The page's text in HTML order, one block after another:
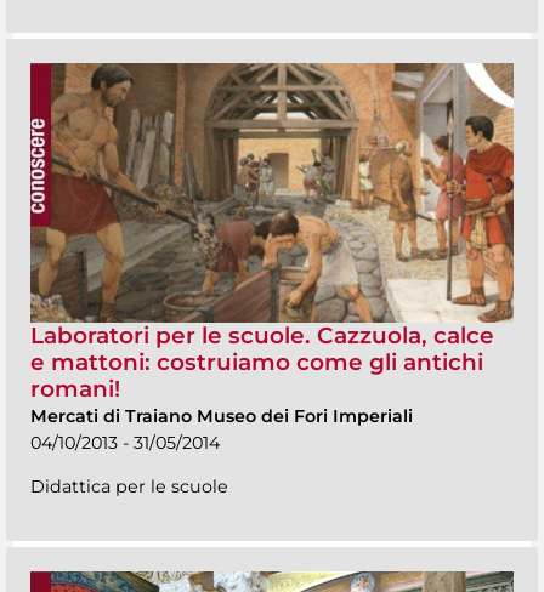
Laboratori per le scuole. Cazzuola, calce
e mattoni: costruiamo come gli antichi
romani!
Mercati di Traiano Museo dei Fori Imperiali
04/10/2013 - 31/05/2014
Didattica per le scuole